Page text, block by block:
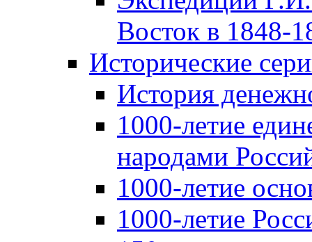
Восток в 1848-
Исторические
История
1000-летие
народами
1000-летие
1000-летие